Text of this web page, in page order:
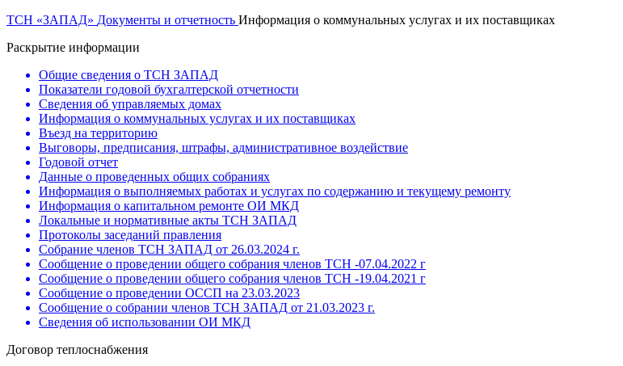
ТСН «ЗАПАД» Документы и отчетность Информация о коммунальных услугах и их поставщиках
Раскрытие информации
Общие сведения о ТСН ЗАПАД
Показатели годовой бухгалтерской отчетности
Сведения об управляемых домах
Информация о коммунальных услугах и их поставщиках
Въезд на территорию
Выговоры, предписания, штрафы, административное воздействие
Годовой отчет
Данные о проведенных общих собраниях
Информация о выполняемых работах и услугах по содержанию и текущему ремонту
Информация о капитальном ремонте ОИ МКД
Локальные и нормативные акты ТСН ЗАПАД
Протоколы заседаний правления
Собрание членов ТСН ЗАПАД от 26.03.2024 г.
Сообщение о проведении общего собрания членов ТСН -07.04.2022 г
Сообщение о проведении общего собрания членов ТСН -19.04.2021 г
Сообщение о проведении ОССП на 23.03.2023
Сообщение о собрании членов ТСН ЗАПАД от 21.03.2023 г.
Сведения об использовании ОИ МКД
Договор теплоснабжения